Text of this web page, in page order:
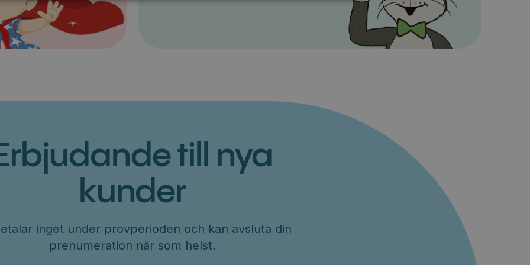
till nya
kunder
inget under provperioden och kan avsluta din
prenumeration när som helst.